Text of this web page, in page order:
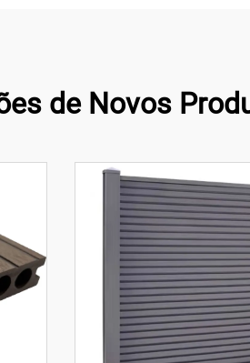
de Novos